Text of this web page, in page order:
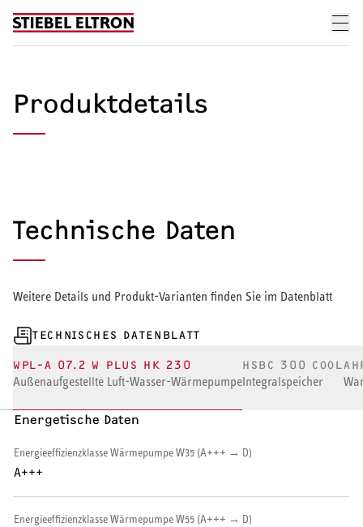
Puffer- und Trinkwarmwasserspeicher
Produktdetails
Technische Daten
Weitere Details und Produkt-Varianten finden Sie im Datenblatt
TECHNISCHES DATENBLATT
WPL-A 07.2 W PLUS HK 230
Außenaufgestellte Luft-Wasser-Wärmepumpe
HSBC 300 COOL
Integralspeicher
Energetische Daten
Energieeffizienzklasse Wärmepumpe W35 (A+++ → D)
A+++
Energieeffizienzklasse Wärmepumpe W55 (A+++ → D)